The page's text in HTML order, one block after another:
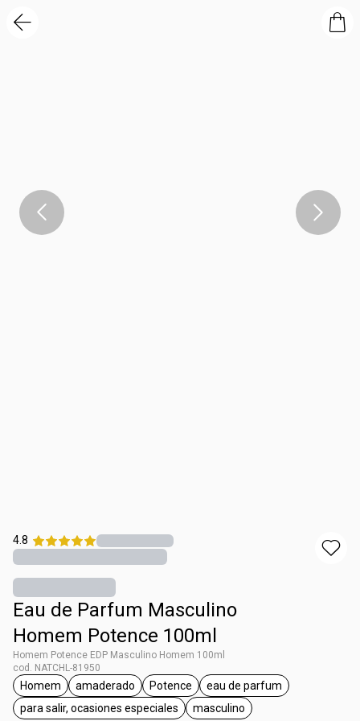
4.8
Eau de Parfum Masculino
Homem Potence 100ml
Homem Potence EDP Masculino Homem 100ml
cod. NATCHL-81950
general.tag Homem
Homem
general.tag amaderado
amaderado
general.tag Potence
Potence
general.tag eau de
eau de parfum
general.tag para salir, ocasiones especiales
para salir, ocasiones especiales
general.tag masculino
masculino